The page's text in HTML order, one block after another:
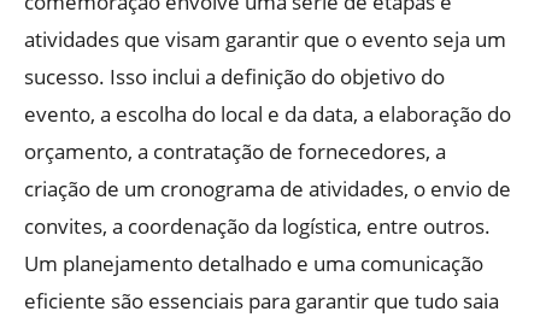
atividades que visam garantir que o evento seja um
sucesso. Isso inclui a definição do objetivo do
evento, a escolha do local e da data, a elaboração do
orçamento, a contratação de fornecedores, a
criação de um cronograma de atividades, o envio de
convites, a coordenação da logística, entre outros.
Um planejamento detalhado e uma comunicação
eficiente são essenciais para garantir que tudo saia